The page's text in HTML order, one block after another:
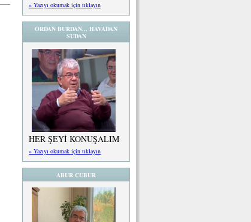
» Yazıyı okumak için tıklayın
ORDAN BURDAN... HAVADAN
SUDAN
HER ŞEYİ KONUŞALIM
» Yazıyı okumak için tıklayın
ABUR CUBUR